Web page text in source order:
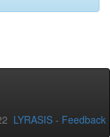
LYRASIS - Feedback